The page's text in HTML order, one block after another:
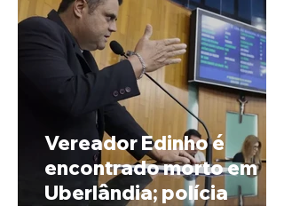
Vereador Edinho é
encontrado morto em
Uberlândia; polícia